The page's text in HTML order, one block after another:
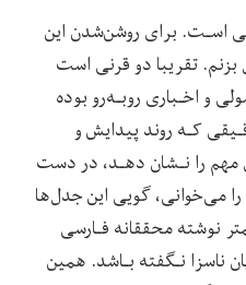
اسـت. برای روشن‌شدن این
بزنم. تقریبا دو قرنی است‌
و اخـباری روبـه‌رو بوده‌
کـه روند پیدایش و
مهم‌ را نـشان دهـد، در دست
می‌خوانی، گویی این‌ جدل‌ها‌
نوشته‌ محققانه‌ فـارسی
ناسزا نـگفته بـاشد. همین